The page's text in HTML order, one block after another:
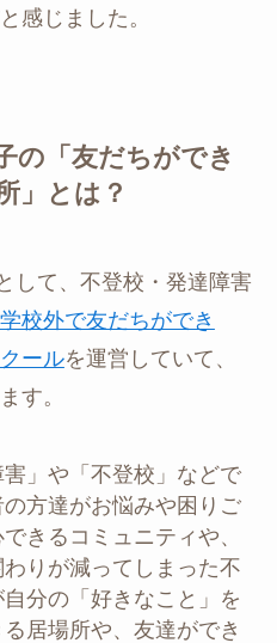
感じました。
の「友だちができ
」とは？
して、不登校・発達障害
校外で友だちができ
ールを運営していて、
す。
」や「不登校」などで
方達がお悩みや困りご
きるコミュニティや、
りが減ってしまった不
分の「好きなこと」を
居場所や、友達ができ